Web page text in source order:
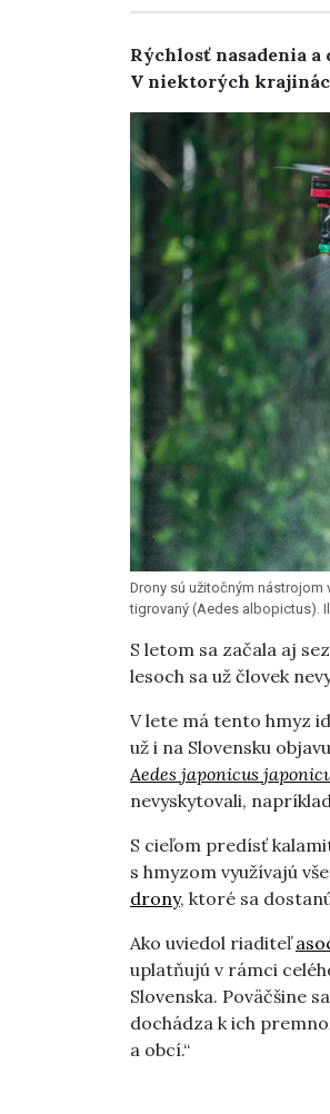
Rýchlosť nasadenia
V niektorých
Drony sú užitočným nástrojom
tigrovaný (Aedes albopictus).
S letom sa začala aj
lesoch sa už človek
V lete má tento hmyz
už i na Slovensku
Aedes japonicus
nevyskytovali,
S cieľom predísť
s hmyzom využívajú
drony, ktoré sa
Ako uviedol riaditeľ
uplatňujú v rámci
Slovenska. Poväčšine
dochádza k ich
a obcí.“